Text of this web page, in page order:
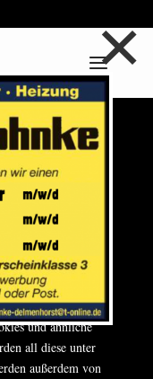
×
28, 2022
mit ständigem
und der Schweiz.
(im
und ähnliche
all diese unter
außerdem von